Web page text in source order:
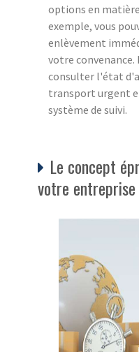
options en
exemple, vous
enlèvement
votre convenance.
consulter l'état
transport urgent
système de suivi.
Le concept
votre entreprise